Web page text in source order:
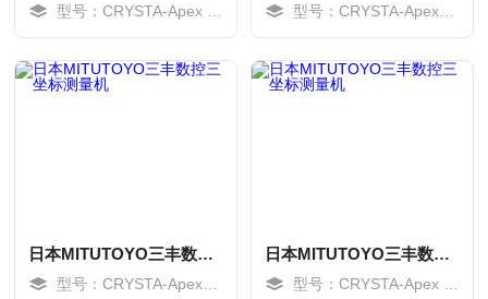
型号：CRYSTA-Apex V1600 型号：CRYSTA-ApexV122010
日本MITUTOYO三丰数控三坐标测量机
型号：CRYSTA-ApexV121210
日本MITUTOYO三丰数控三坐标测量机
型号：CRYSTA-Apex V1200